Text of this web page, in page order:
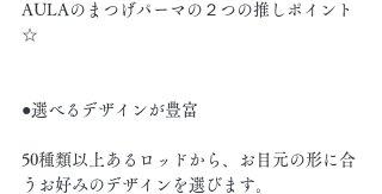
AULAのまつげパーマの２つの推しポイント
☆
●選べるデザインが豊富
50種類以上あるロッドから、お目元の形に合
うお好みのデザインを選びます。